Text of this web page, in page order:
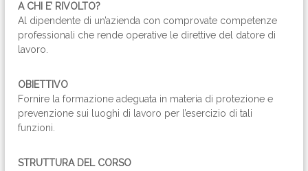
A CHI E’ RIVOLTO?
Al dipendente di un’azienda con comprovate competenze
professionali che rende operative le direttive del datore di
lavoro.
OBIETTIVO
Fornire la formazione adeguata in materia di protezione e
prevenzione sui luoghi di lavoro per l’esercizio di tali
funzioni.
STRUTTURA DEL CORSO